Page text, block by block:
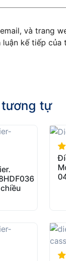
và trang
luận kế tiếp của
tương tự